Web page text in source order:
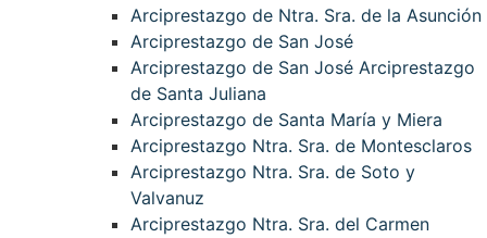
Arciprestazgo de Ntra. Sra. de la Asunción
Arciprestazgo de San José
Arciprestazgo de San José Arciprestazgo
de Santa Juliana
Arciprestazgo de Santa María y Miera
Arciprestazgo Ntra. Sra. de Montesclaros
Arciprestazgo Ntra. Sra. de Soto y
Valvanuz
Arciprestazgo Ntra. Sra. del Carmen